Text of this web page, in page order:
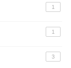
1
1
3